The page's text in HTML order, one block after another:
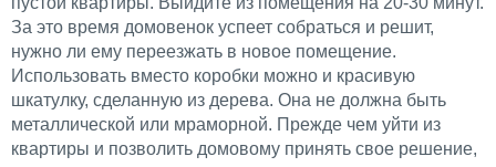
За это время домовенок успеет собраться и решит,
нужно ли ему переезжать в новое помещение.
Использовать вместо коробки можно и красивую
шкатулку, сделанную из дерева. Она не должна быть
металлической или мраморной. Прежде чем уйти из
квартиры и позволить домовому принять свое решение,